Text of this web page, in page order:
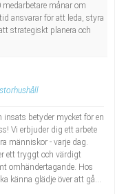
månar om
ansvarar för att leda, styra
strategiskt planera och
betyder mycket för en
Vi erbjuder dig ett arbete
människor - varje dag.
ett tryggt och värdigt
omhändertagande. Hos
känna glädje över att gå...